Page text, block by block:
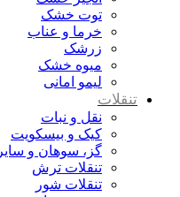
توت خشک
خرما و عناب
زرشک
میوه خشک
لیمو امانی
تنقلات
نقل و نبات
کیک و بیسکویت
گز، سوهان و
تنقلات ترش
تنقلات شور